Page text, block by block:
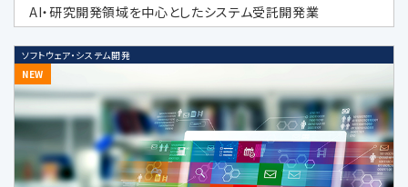
データのハッシュ化等の加工、統計化の
方法等により特定の個人を識別できない
形式に加工したデータまたは統計情報
工したデータまたは統計データの第三者
提供のため
AI・研究開発領域を中心としたシステム受託開発業
ソフトウェア・システム開発
NEW